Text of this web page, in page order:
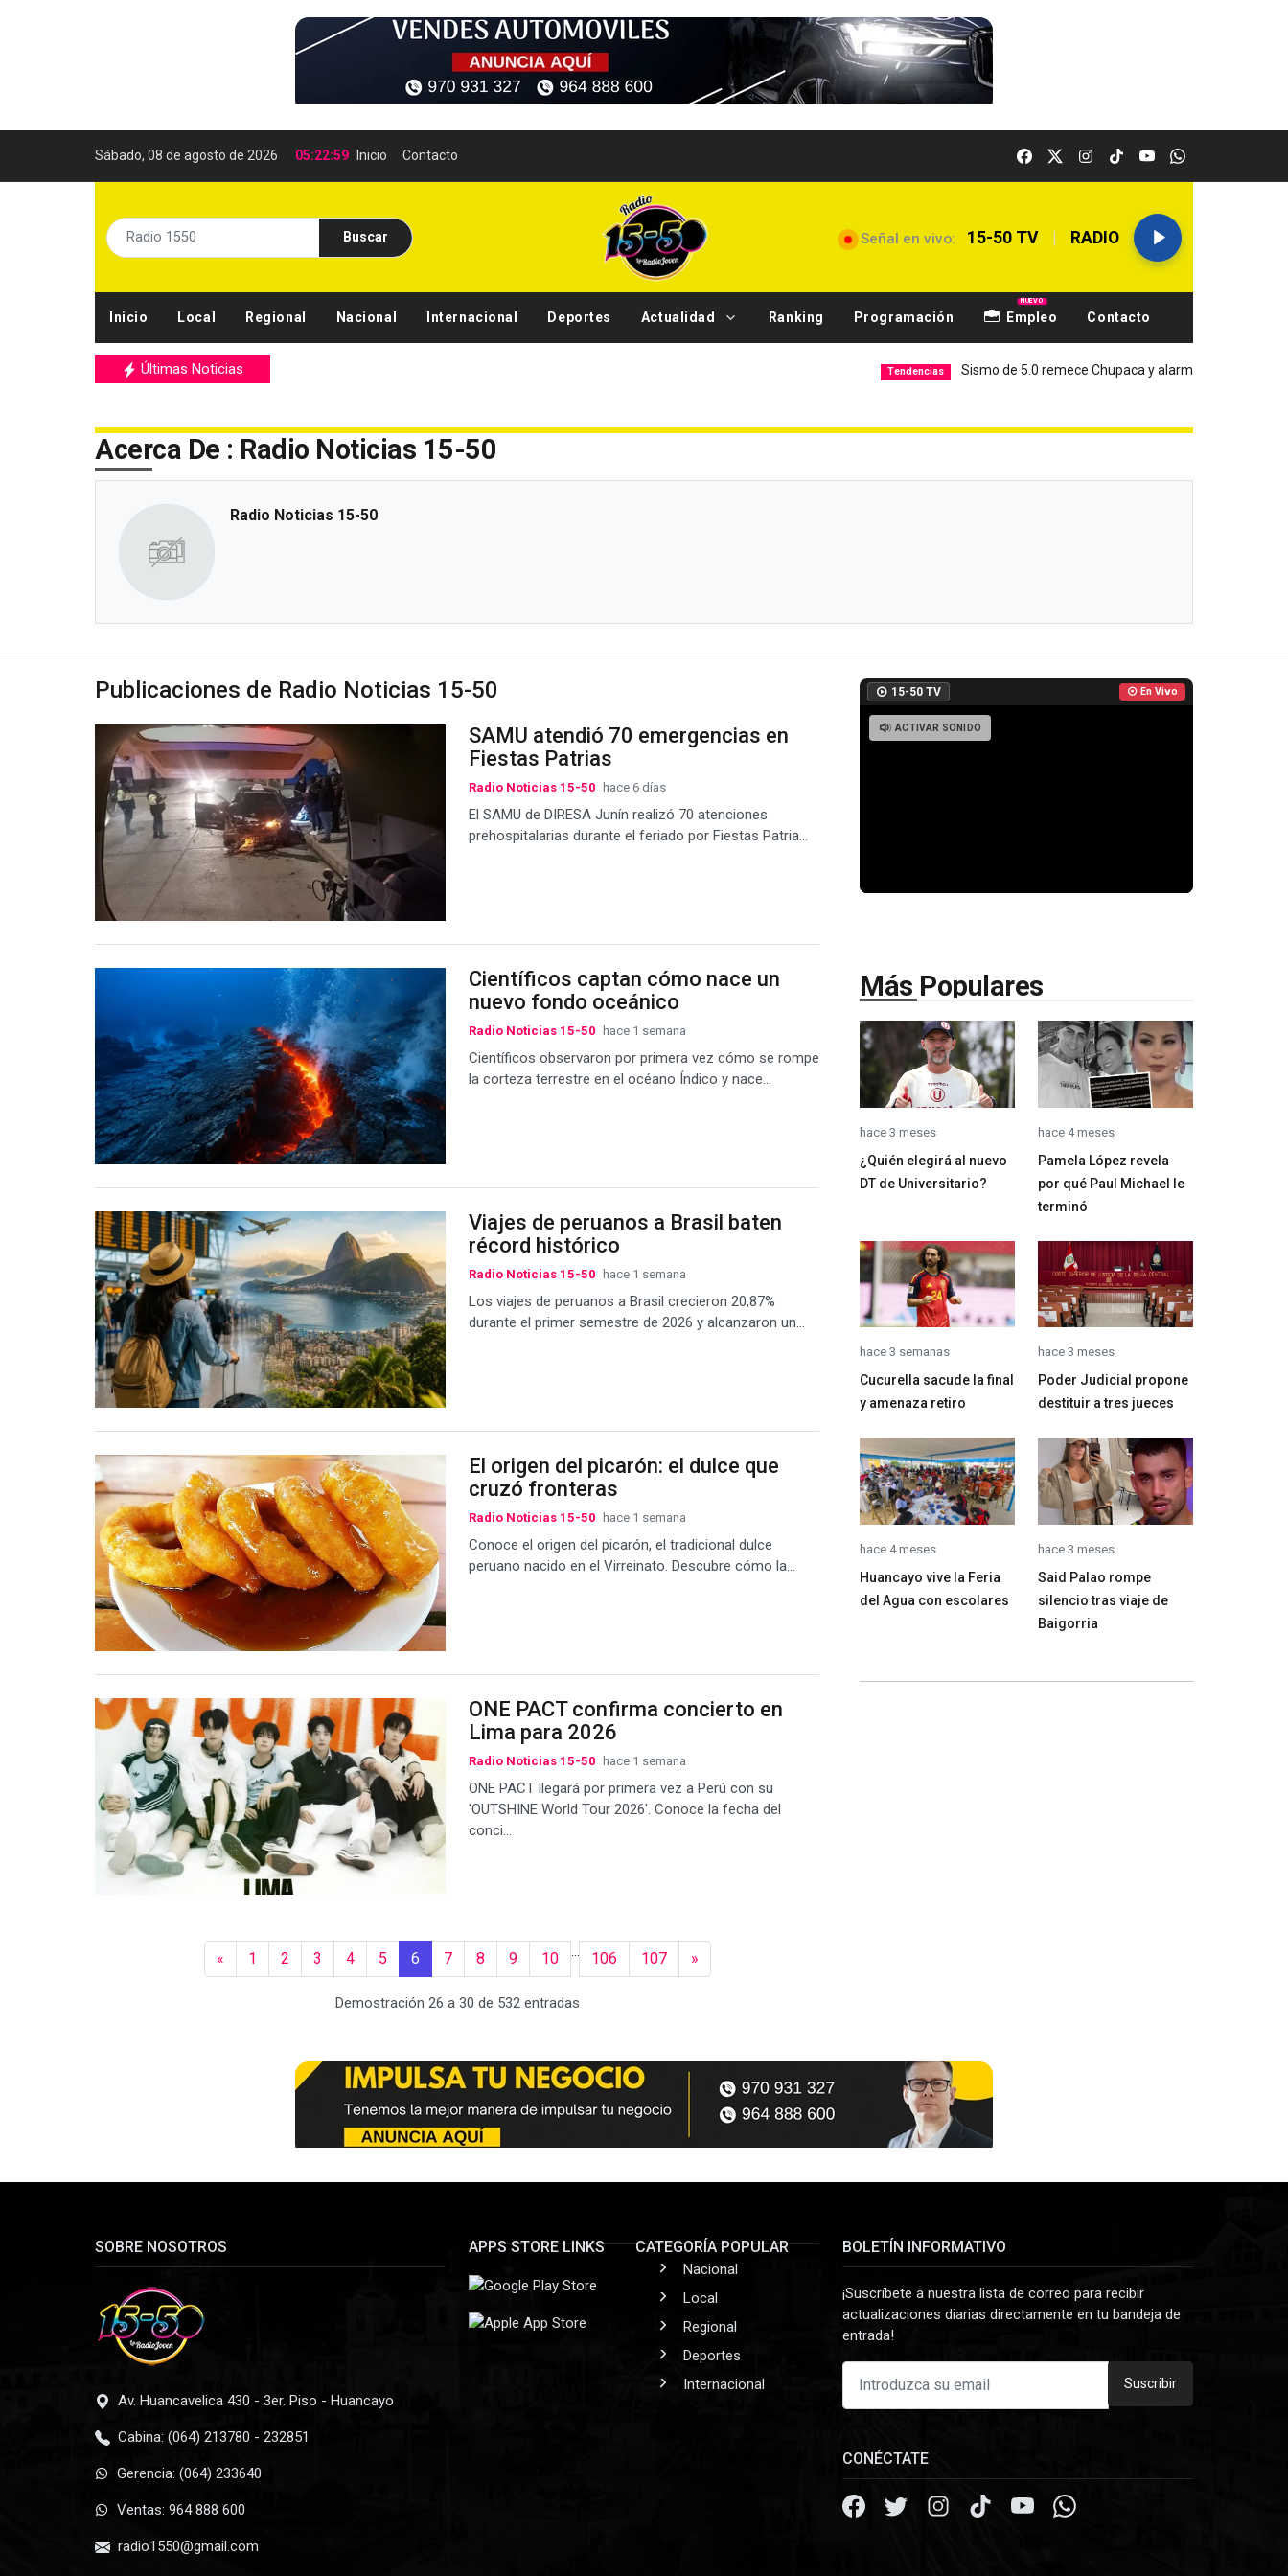
Sábado, 08 de agosto de 2026 05:23:00 Inicio Contacto
Buscar Señal en vivo: 15-50 TV | RADIO
Inicio Local Regional Nacional Internacional Deportes Actualidad Ranking Programación Empleo
NUEVO
Contacto
Últimas Noticias Sismo de 5.0 remece Chupaca y alarma a Junín Local
Acerca De : Radio Noticias 15-50
Radio Noticias 15-50
Publicaciones de Radio Noticias 15-50
SAMU atendió 70 emergencias en
Fiestas Patrias
Radio Noticias 15-50 hace 6 días
El SAMU de DIRESA Junín realizó 70 atenciones
prehospitalarias durante el feriado por Fiestas Patria...
Científicos captan cómo nace un
nuevo fondo oceánico
Radio Noticias 15-50 hace 1 semana
Científicos observaron por primera vez cómo se rompe
la corteza terrestre en el océano Índico y nace...
Viajes de peruanos a Brasil baten
récord histórico
Radio Noticias 15-50 hace 1 semana
Los viajes de peruanos a Brasil crecieron 20,87%
durante el primer semestre de 2026 y alcanzaron un...
El origen del picarón: el dulce que
cruzó fronteras
Radio Noticias 15-50 hace 1 semana
Conoce el origen del picarón, el tradicional dulce
peruano nacido en el Virreinato. Descubre cómo la...
ONE PACT confirma concierto en
Lima para 2026
Radio Noticias 15-50 hace 1 semana
ONE PACT llegará por primera vez a Perú con su
'OUTSHINE World Tour 2026'. Conoce la fecha del
conci...
« 1 2 3 4 5 6 7 8 9 10 ... 106 107 »
Demostración 26 a 30 de 532 entradas
15-50 TV En Vivo
ACTIVAR SONIDO
Más Populares
hace 3 meses
¿Quién elegirá al nuevo
DT de Universitario?
hace 4 meses
Pamela López revela
por qué Paul Michael le
terminó
hace 3 semanas
Cucurella sacude la final
y amenaza retiro
hace 3 meses
Poder Judicial propone
destituir a tres jueces
hace 4 meses
Huancayo vive la Feria
del Agua con escolares
hace 3 meses
Said Palao rompe
silencio tras viaje de
Baigorria
SOBRE NOSOTROS
Av. Huancavelica 430 - 3er. Piso - Huancayo
Cabina: (064) 213780 - 232851
Gerencia: (064) 233640
Ventas: 964 888 600
radio1550@gmail.com
APPS STORE LINKS CATEGORÍA POPULAR
Nacional
Local
Regional
Deportes
Internacional
BOLETÍN INFORMATIVO
¡Suscríbete a nuestra lista de correo para recibir
actualizaciones diarias directamente en tu bandeja de
entrada!
Suscribir
CONÉCTATE